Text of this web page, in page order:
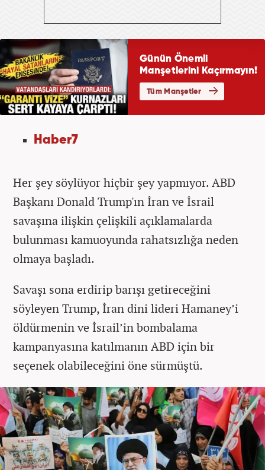
Haber7
Her şey söylüyor hiçbir şey yapmıyor. ABD
Başkanı Donald Trump'ın İran ve İsrail
savaşına ilişkin çelişkili açıklamalarda
bulunması kamuoyunda rahatsızlığa neden
olmaya başladı.
Savaşı sona erdirip barışı getireceğini
söyleyen Trump, İran dini lideri Hamaney’i
öldürmenin ve İsrail’in bombalama
kampanyasına katılmanın ABD için bir
seçenek olabileceğini öne sürmüştü.